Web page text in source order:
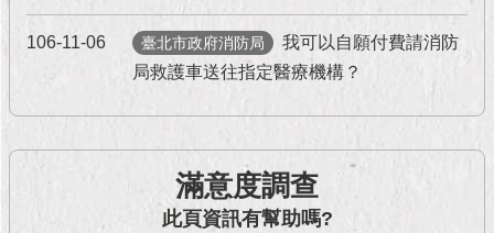
題
館
互
106-11-06 臺北市政府消防局
我可以自願付費請消防
局救護車送往指定醫療機構？
滿意度調查
此頁資訊有幫助嗎?